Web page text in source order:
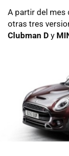
A partir del mes
otras tres
Clubman D y